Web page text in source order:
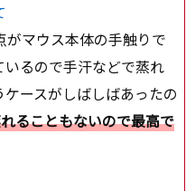
がマウス本体の手触りで
るので手汗などで蒸れ
ースがしばしばあったの
ることもないので最高で